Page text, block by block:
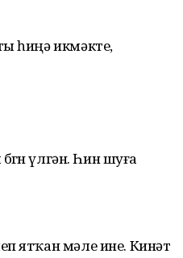
һиңә икмәкте,
үлгән. Һин шуға
ятҡан мәле ине. Кинәт